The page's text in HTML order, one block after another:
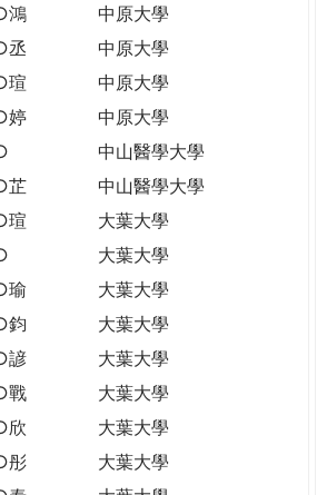
鴻
中原大學
丞
中原大學
瑄
中原大學
婷
中原大學
中山醫學大學
芷
中山醫學大學
瑄
大葉大學
大葉大學
瑜
大葉大學
鈞
大葉大學
諺
大葉大學
戰
大葉大學
欣
大葉大學
彤
大葉大學